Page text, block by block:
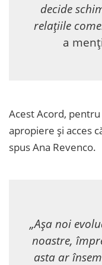
decide
relațiile
a
Acest Acord,
apropiere și acces
spus Ana Revenco.
„Așa noi
noastre,
asta ar